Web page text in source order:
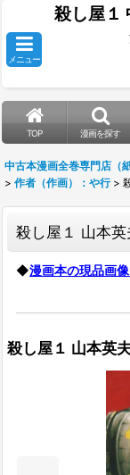
殺し屋１
メニュー
TOP 漫画を探す
中古本漫画全巻専門店（
> 作者（作画）：や行 >
殺し屋１ 山本英
◆漫画本の現品画
殺し屋１ 山本英